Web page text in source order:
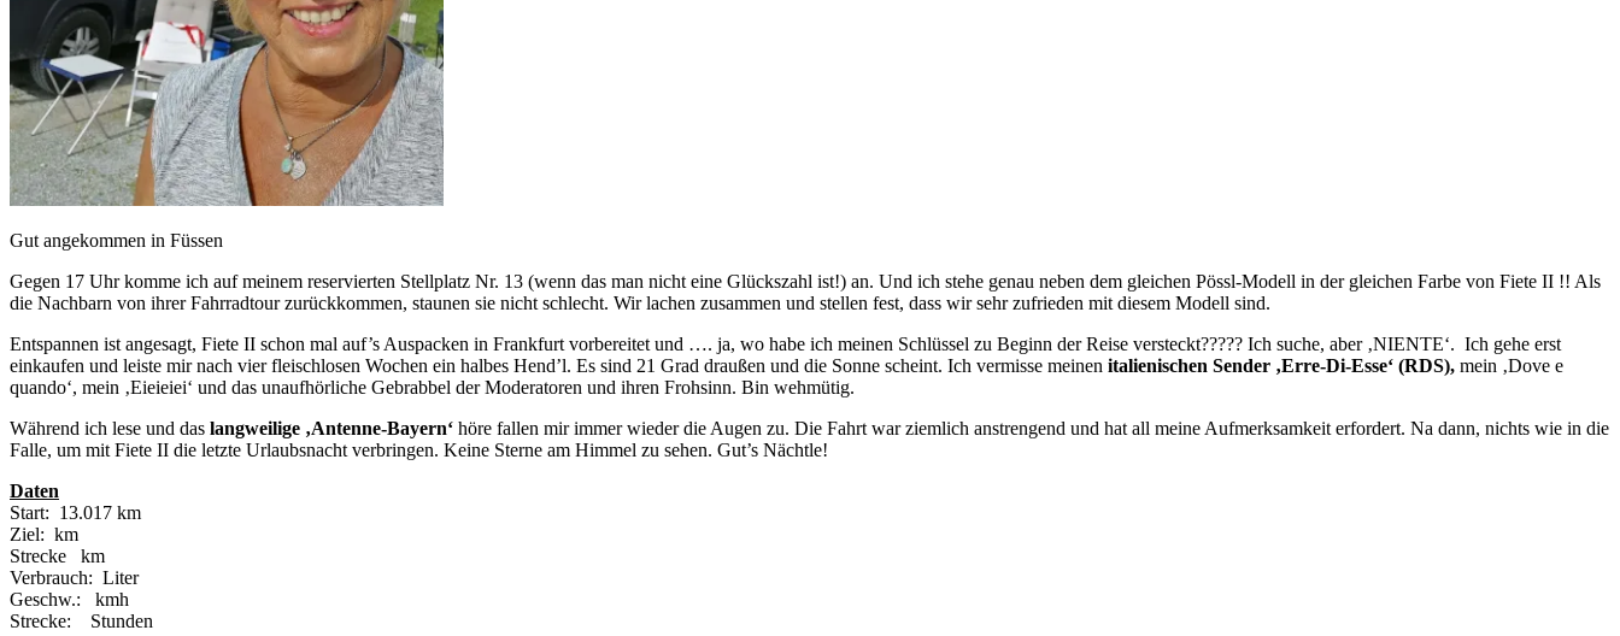
Gut angekommen in Füssen
Gegen 17 Uhr komme ich auf meinem reservierten Stellplatz Nr. 13 (wenn das man nicht eine Glückszahl ist!) an. Und ich stehe genau neben dem gleichen Pössl-Modell in der gleichen Farbe von Fiete II !! Als
die Nachbarn von ihrer Fahrradtour zurückkommen, staunen sie nicht schlecht. Wir lachen zusammen und stellen fest, dass wir sehr zufrieden mit diesem Modell sind.
Entspannen ist angesagt, Fiete II schon mal auf’s Auspacken in Frankfurt vorbereitet und …. ja, wo habe ich meinen Schlüssel zu Beginn der Reise versteckt????? Ich suche, aber ‚NIENTE‘. Ich gehe erst
einkaufen und leiste mir nach vier fleischlosen Wochen ein halbes Hend’l. Es sind 21 Grad draußen und die Sonne scheint. Ich vermisse meinen italienischen Sender ‚Erre-Di-Esse‘ (RDS), mein ‚Dove e
quando‘, mein ‚Eieieiei‘ und das unaufhörliche Gebrabbel der Moderatoren und ihren Frohsinn. Bin wehmütig.
Während ich lese und das langweilige ‚Antenne-Bayern‘ höre fallen mir immer wieder die Augen zu. Die Fahrt war ziemlich anstrengend und hat all meine Aufmerksamkeit erfordert. Na dann, nichts wie in die
Falle, um mit Fiete II die letzte Urlaubsnacht verbringen. Keine Sterne am Himmel zu sehen. Gut’s Nächtle!
Daten
Start: 13.017 km
Ziel: km
Strecke km
Verbrauch: Liter
Geschw.: kmh
Strecke: Stunden